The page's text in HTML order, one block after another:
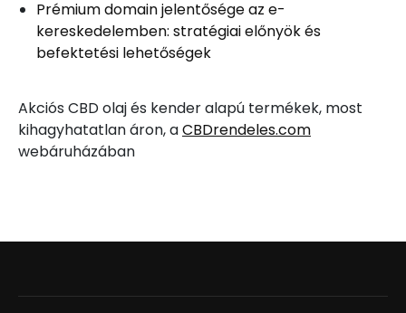
Prémium domain jelentősége az e-
kereskedelemben: stratégiai előnyök és
befektetési lehetőségek
Akciós CBD olaj és kender alapú termékek, most
kihagyhatatlan áron, aCBDrendeles.com
webáruházában